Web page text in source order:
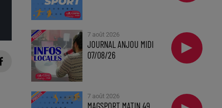
7 août 2026
JOURNAL ANJOU MIDI
07/08/26
7 août 2026
MAGSPORT MATIN 49